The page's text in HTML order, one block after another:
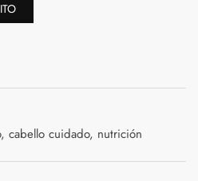
, cabello cuidado, nutrición